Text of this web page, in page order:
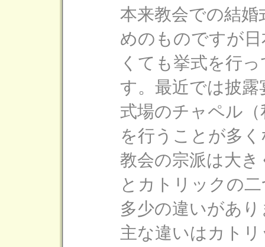
本来教会での結
めのものですが
くても挙式を行
す。最近では披
式場のチャペル
を行うことが多
教会の宗派は大
とカトリックの
多少の違いがあり
主な違いはカト